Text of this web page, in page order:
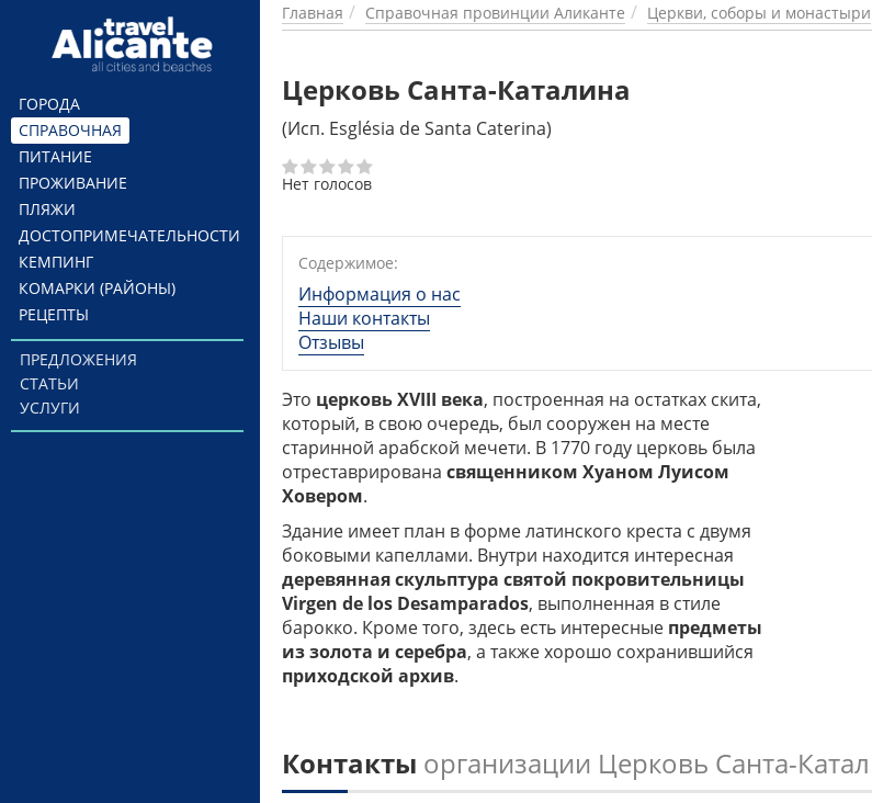
Перейти к основному содержанию
ГОРОДА
СПРАВОЧНАЯ
ПИТАНИЕ
ПРОЖИВАНИЕ
ПЛЯЖИ
ДОСТОПРИМЕЧАТЕЛЬНОСТИ
КЕМПИНГ
КОМАРКИ (РАЙОНЫ)
РЕЦЕПТЫ
ПРЕДЛОЖЕНИЯ
СТАТЬИ
УСЛУГИ
Главная Справочная провинции Аликанте Церкви, соборы и монастыри
Церковь Санта-Каталина
(Исп. Església de Santa Caterina)
Нет голосов
Содержимое:
Информация о нас
Наши контакты
Отзывы
Это церковь XVIII века, построенная на остатках скита,
который, в свою очередь, был сооружен на месте
старинной арабской мечети. В 1770 году церковь была
отреставрирована священником Хуаном Луисом
Ховером.
Здание имеет план в форме латинского креста с двумя
боковыми капеллами. Внутри находится интересная
деревянная скульптура святой покровительницы
Virgen de los Desamparados, выполненная в стиле
барокко. Кроме того, здесь есть интересные предметы
из золота и серебра, а также хорошо сохранившийся
приходской архив.
Контакты организации Церковь Санта-